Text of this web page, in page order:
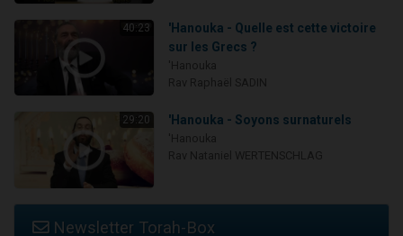
40:23
'Hanouka - Quelle est cette victoire
sur les Grecs ?
29:20 'Hanouka - Soyons surnaturels
Newsletter Torah-Box